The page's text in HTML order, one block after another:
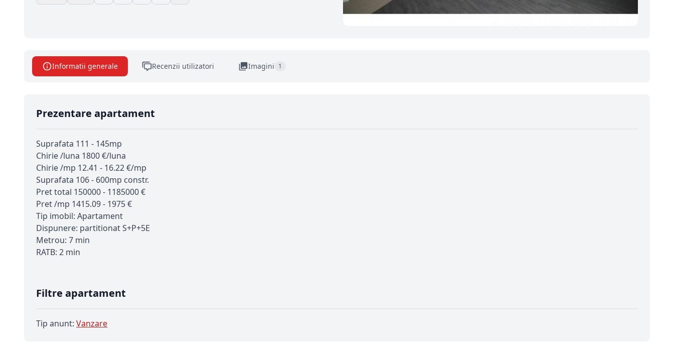
Informatii generale Recenzii utilizatori Imagini 1
Prezentare apartament
Suprafata 111 - 145mp
Chirie /luna 1800 €/luna
Chirie /mp 12.41 - 16.22 €/mp
Suprafata 106 - 600mp constr.
Pret total 150000 - 1185000 €
Pret /mp 1415.09 - 1975 €
Tip imobil: Apartament
Dispunere: partitionat S+P+5E
Metrou: 7 min
RATB: 2 min
Filtre apartament
Tip anunt: Vanzare